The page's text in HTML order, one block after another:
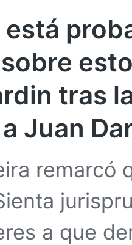
tras
Juan
remarcó
a que